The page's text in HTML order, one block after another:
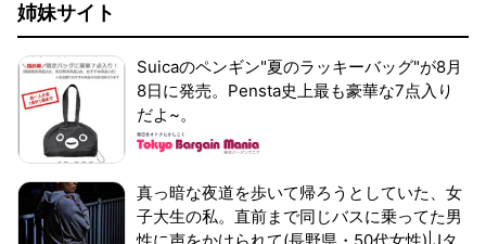
姉妹サイト
Suicaのペンギン"夏のラッキーバッグ"が8月
8日に発売。Pensta史上最も豪華な7点入り
だよ~。
真っ暗な夜道を歩いて帰ろうとしていた、女
子大生の私。直前まで同じバスに乗ってた男